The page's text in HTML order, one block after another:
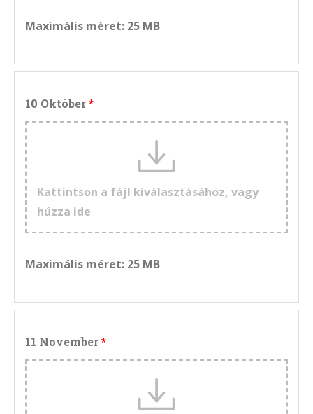
Maximális méret: 25 MB
10 Október
Kattintson a fájl kiválasztásához, vagy
húzza ide
Maximális méret: 25 MB
11 November